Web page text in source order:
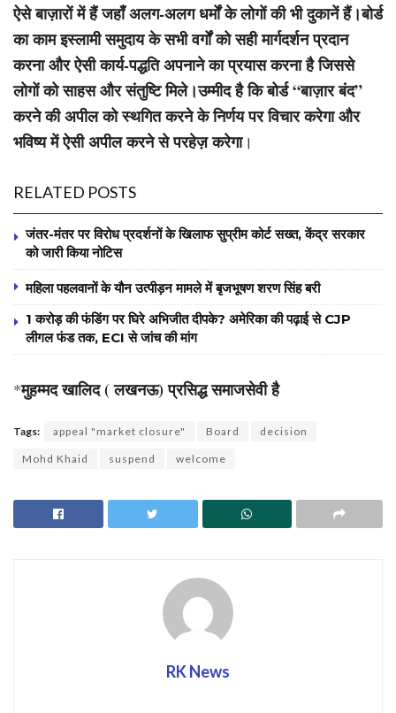
ऐसे बाज़ारों में हैं जहाँ अलग-अलग धर्मों के लोगों की भी दुकानें हैं।बोर्ड
का काम इस्लामी समुदाय के सभी वर्गों को सही मार्गदर्शन प्रदान
करना और ऐसी कार्य-पद्धति अपनाने का प्रयास करना है जिससे
लोगों को साहस और संतुष्टि मिले।उम्मीद है कि बोर्ड “बाज़ार बंद”
करने की अपील को स्थगित करने के निर्णय पर विचार करेगा और
भविष्य में ऐसी अपील करने से परहेज़ करेगा।
RELATED POSTS
जंतर-मंतर पर विरोध प्रदर्शनों के खिलाफ सुप्रीम कोर्ट सख्त, केंद्र सरकार
को जारी किया नोटिस
महिला पहलवानों के यौन उत्पीड़न मामले में बृजभूषण शरण सिंह बरी
1 करोड़ की फंडिंग पर घिरे अभिजीत दीपके? अमेरिका की पढ़ाई से CJP
लीगल फंड तक, ECI से जांच की मांग
*मुहम्मद खालिद ( लखनऊ) प्रसिद्ध समाजसेवी है
Tags: appeal "market closure" Board decision
Mohd Khaid suspend welcome
RK News